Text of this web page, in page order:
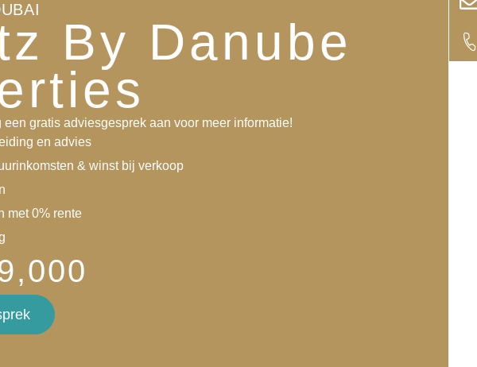
By Danube
gratis adviesgesprek aan voor meer informatie!
en advies
& winst bij verkoop
met 0% rente